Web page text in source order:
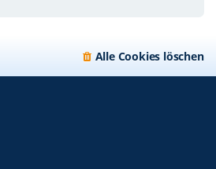
Alle Cookies löschen